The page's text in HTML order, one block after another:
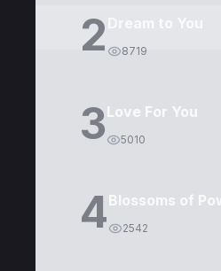
2 8719
3Love For You
5010
4Blossoms of
2542